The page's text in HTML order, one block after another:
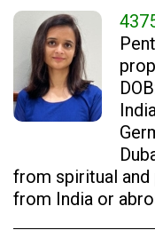
from spiritual
from India or